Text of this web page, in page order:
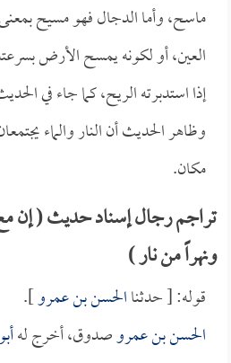
ماسح، وأما الدجال فهو مسيح
العين، أو لكونه يمسح الأرض
إذا استدبرته الريح، كما جاء في
وظاهر الحديث أن النار والماء
مكان.
تراجم رجال إسناد حديث ( إن
ونهراً من نار )
قوله: [ حدثناالحسن بن عمرو].
الحسن بن عمروصدوق، أخرج له